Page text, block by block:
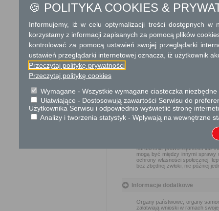
O sposobie rozpatrzenia wniosku
Informacja
Dodatkowe
Opłata
Tryb odwoławczy
Brak
Przedmiotem skargi może być
naruszenie praworządności lub
mogą być między innymi sprawy
ochrony własności społecznej,
bez zbędnej zwłoki, nie później
Informacje dodatkowe
Organy państwowe, organy
załatwiają wnioski w ramach
🍪 POLITYKA COOKIES &
Informujemy, iż w celu optymalizacji treści dostępnych w
korzystamy z informacji zapisanych za pomocą plików
kontrolować za pomocą ustawień swojej przeglądarki
ustawień przeglądarki internetowej oznacza, iż użytkownik
Przeczytaj politykę prywatności
Przeczytaj politykę cookies
Wymagane - Wszystkie wymagane ciasteczka
Ułatwiające - Dostosowują zawartości Serwisu do
Użytkownika Serwisu i odpowiednio wyświetlić stronę
Analizy i tworzenia statystyk - Wpływają na wewnętrzne